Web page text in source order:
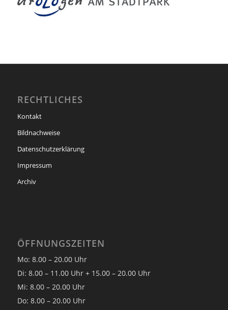
RECHTLICHES
Kontakt
Bildnachweise
Datenschutzerklärung
Impressum
Archiv
ÖFFNUNGSZEITEN
Mo: 8.00 – 20.00 Uhr
Di: 8.00 – 11.00 Uhr + 15.00 – 20.00 Uhr
Mi: 8.00 – 20.00 Uhr
Do: 8.00 – 20.00 Uhr